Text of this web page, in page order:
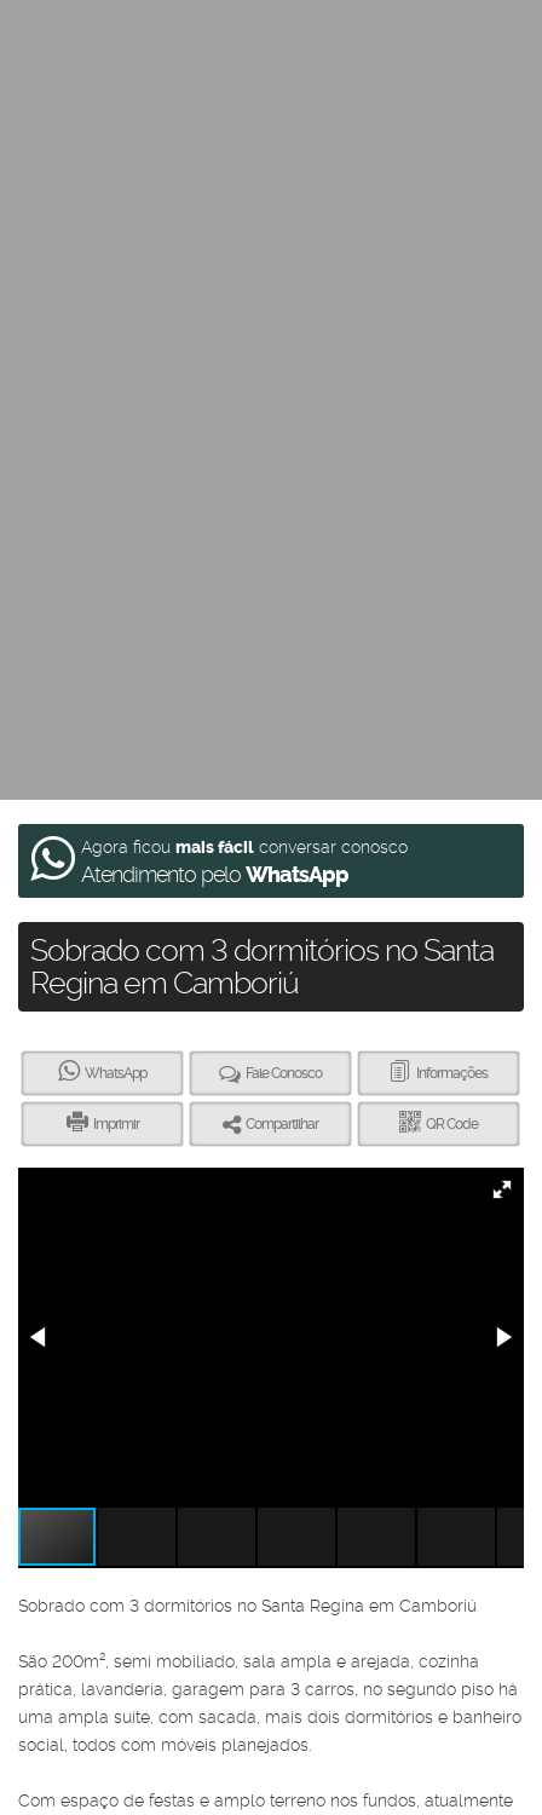
Agora ficou mais fácil conversar conosco
Atendimento peloWhatsApp
Sobrado com 3 dormitórios no Santa
Regina em Camboriú
WhatsApp Fale Conosco Informações
Imprimir Compartilhar QR Code
Sobrado com 3 dormitórios no Santa Regina em Camboriú
São 200m², semi mobiliado, sala ampla e arejada, cozinha
prática, lavanderia, garagem para 3 carros, no segundo piso há
uma ampla suíte, com sacada, mais dois dormitórios e banheiro
social, todos com móveis planejados.
Com espaço de festas e amplo terreno nos fundos, atualmente